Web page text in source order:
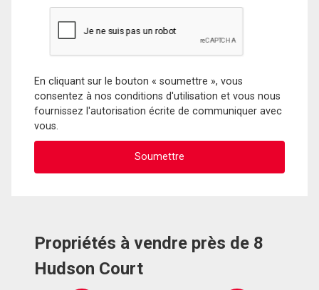
En cliquant sur le bouton « soumettre », vous
consentez à nos conditions d'utilisation et vous nous
fournissez l'autorisation écrite de communiquer avec
vous.
Propriétés à vendre près de 8
Hudson Court